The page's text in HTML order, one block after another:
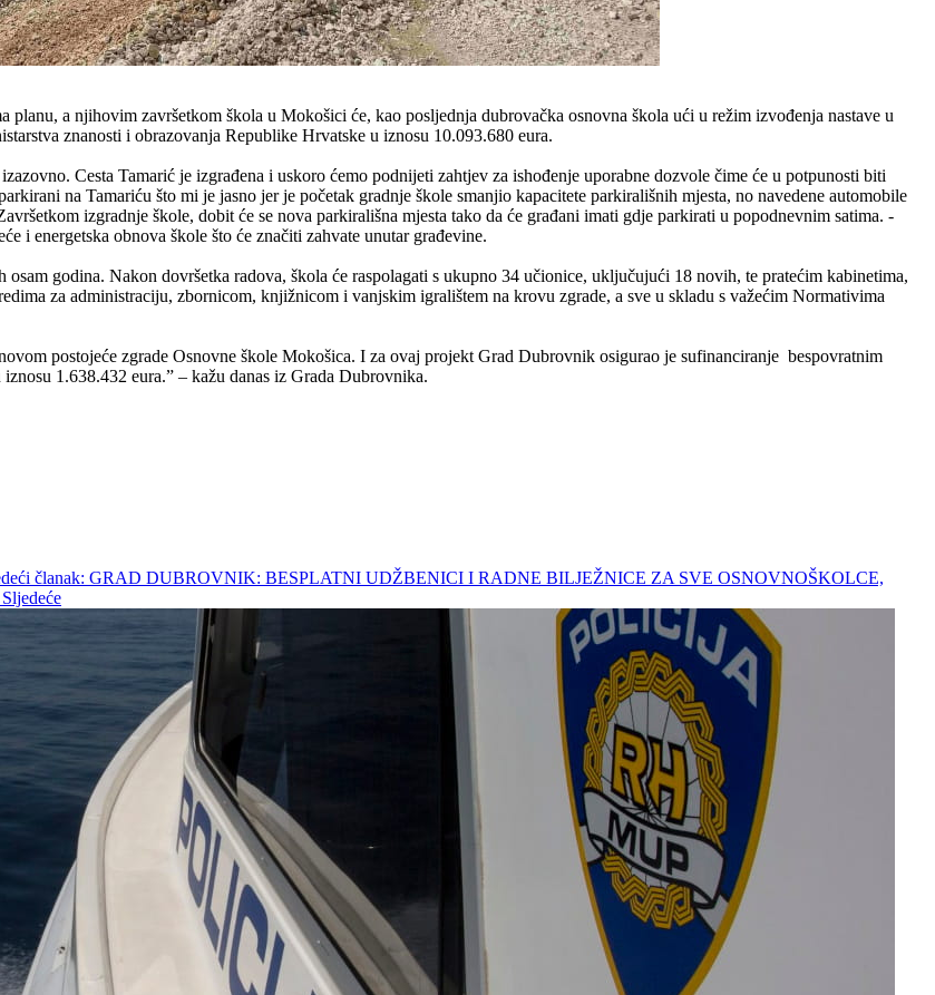
a njihovim završetkom škola u Mokošici će, kao posljednja dubrovačka osnovna škola ući u režim izvođenja nastave u
znanosti i obrazovanja Republike Hrvatske u iznosu 10.093.680 eura.
Cesta Tamarić je izgrađena i uskoro ćemo podnijeti zahtjev za ishođenje uporabne dozvole čime će u potpunosti biti
na Tamariću što mi je jasno jer je početak gradnje škole smanjio kapacitete parkirališnih mjesta, no navedene automobile
izgradnje škole, dobit će se nova parkirališna mjesta tako da će građani imati gdje parkirati u popodnevnim satima. -
i energetska obnova škole što će značiti zahvate unutar građevine.
godina. Nakon dovršetka radova, škola će raspolagati s ukupno 34 učionice, uključujući 18 novih, te pratećim kabinetima,
za administraciju, zbornicom, knjižnicom i vanjskim igralištem na krovu zgrade, a sve u skladu s važećim Normativima
postojeće zgrade Osnovne škole Mokošica. I za ovaj projekt Grad Dubrovnik osigurao je sufinanciranje bespovratnim
1.638.432 eura.” – kažu danas iz Grada Dubrovnika.
članak: GRAD DUBROVNIK: BESPLATNI UDŽBENICI I RADNE BILJEŽNICE ZA SVE OSNOVNOŠKOLCE,
Sljedeće